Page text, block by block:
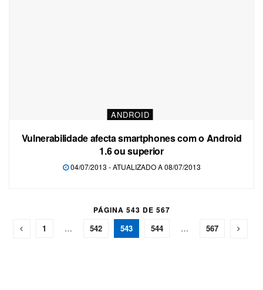
ANDROID
Vulnerabilidade afecta smartphones com o Android
1.6 ou superior
04/07/2013 - ATUALIZADO A 08/07/2013
PÁGINA 543 DE 567
1 … 542 543 544 … 567